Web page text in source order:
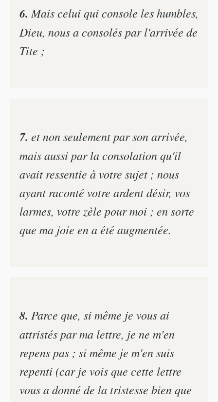
6. Mais celui qui console les humbles,
Dieu, nous a consolés par l'arrivée de
Tite ;
7. et non seulement par son arrivée,
mais aussi par la consolation qu'il
avait ressentie à votre sujet ; nous
ayant raconté votre ardent désir, vos
larmes, votre zèle pour moi ; en sorte
que ma joie en a été augmentée.
8. Parce que, si même je vous ai
attristés par ma lettre, je ne m'en
repens pas ; si même je m'en suis
repenti (car je vois que cette lettre
vous a donné de la tristesse bien que